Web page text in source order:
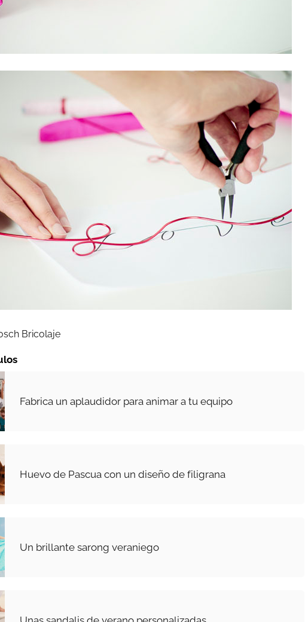
Bricolaje
Fabrica un aplaudidor para animar a tu equipo
Huevo de Pascua con un diseño de filigrana
Un brillante sarong veraniego